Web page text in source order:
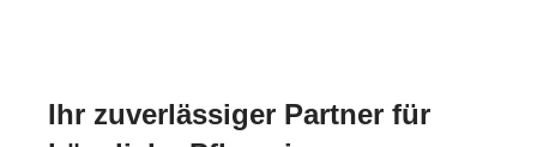
Ihr zuverlässiger Partner für